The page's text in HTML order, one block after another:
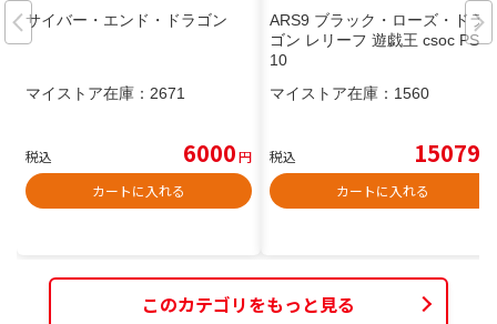
サイバー・エンド・ドラゴン
マイストア在庫： 2671
税込 6000円
カートに入れる
ARS9 ブラック・ローズ・ドラ
ゴン レリーフ 遊戯王 csoc PSA
10
マイストア在庫： 1560
税込 15079
カートに入れる
このカテゴリをもっと見る